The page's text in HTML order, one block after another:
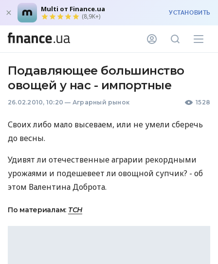
Multi от Finance.ua
(8,9K+) УСТАНОВИТЬ
Подавляющее большинство
овощей у нас - импортные
26.02.2010, 10:20 — Аграрный рынок 1528
Своих либо мало высеваем, или не умели сберечь
до весны.
Удивят ли отечественные аграрии рекордными
урожаями и подешевеет ли овощной супчик? - об
этом Валентина Доброта.
По материалам: ТСН